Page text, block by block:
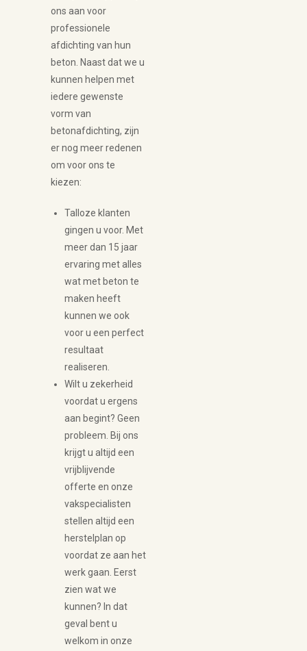
ons aan voor
professionele
afdichting van hun
beton. Naast dat we u
kunnen helpen met
iedere gewenste
vorm van
betonafdichting, zijn
er nog meer redenen
om voor ons te
kiezen:
Talloze klanten
gingen u voor. Met
meer dan 15 jaar
ervaring met alles
wat met beton te
maken heeft
kunnen we ook
voor u een perfect
resultaat
realiseren.
Wilt u zekerheid
voordat u ergens
aan begint? Geen
probleem. Bij ons
krijgt u altijd een
vrijblijvende
offerte en onze
vakspecialisten
stellen altijd een
herstelplan op
voordat ze aan het
werk gaan. Eerst
zien wat we
kunnen? In dat
geval bent u
welkom in onze